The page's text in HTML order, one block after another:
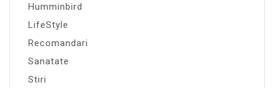
Humminbird
LifeStyle
Recomandari
Sanatate
Stiri